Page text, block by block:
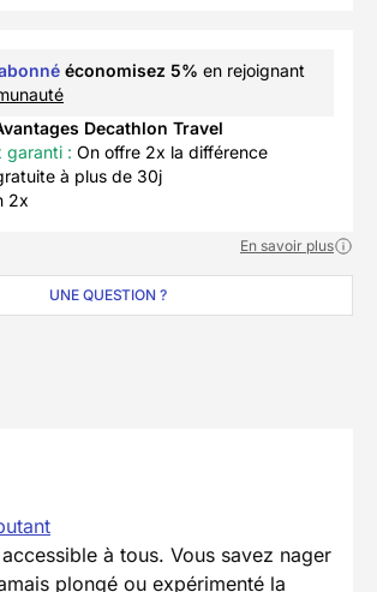
économisez 5% en rejoignant
Decathlon Travel
garanti : On offre 2x la différence
à plus de 30j
2x
En savoir plus
UNE QUESTION ?
à tous. Vous savez nager
plongé ou expérimenté la